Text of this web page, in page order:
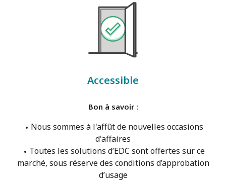
Accessible
Bon à savoir :
Nous sommes à l'affût de nouvelles occasions
d'affaires
Toutes les solutions d’EDC sont offertes sur ce
marché, sous réserve des conditions d’approbation
d’usage